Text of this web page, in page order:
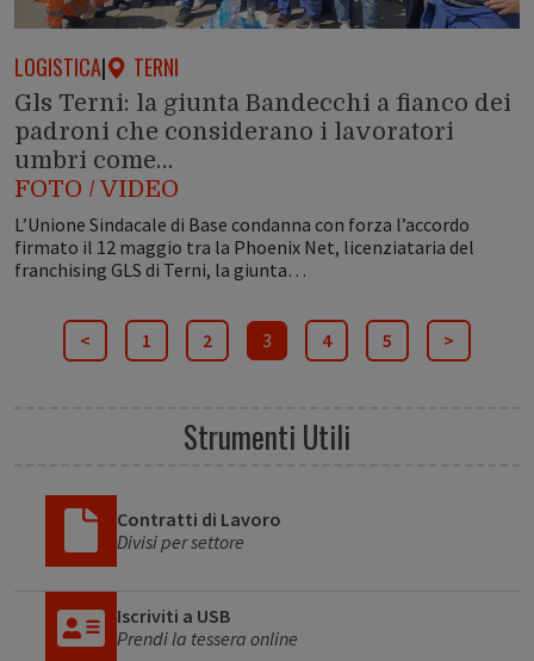
LOGISTICA| TERNI
Gls Terni: la giunta Bandecchi a fianco dei
padroni che considerano i lavoratori
umbri come…
FOTO / VIDEO
L’Unione Sindacale di Base condanna con forza l’accordo
firmato il 12 maggio tra la Phoenix Net, licenziataria del
franchising GLS di Terni, la giunta…
< 1 2 3 4 5 >
Strumenti Utili
Contratti di Lavoro
Divisi per settore
Iscriviti a USB
Prendi la tessera online